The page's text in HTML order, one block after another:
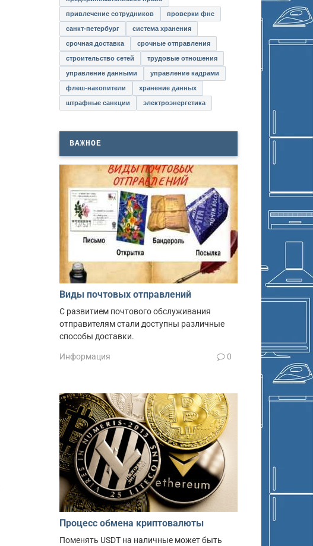
привлечение сотрудников проверки фнс
санкт-петербург система хранения
срочная доставка срочные отправления
строительство сетей трудовые отношения
управление данными управление кадрами
флеш-накопители хранение данных
штрафные санкции электроэнергетика
ВАЖНОЕ
Виды почтовых отправлений
С развитием почтового обслуживания
отправителям стали доступны различные
способы доставки.
Информация 0
Процесс обмена криптовалюты
Поменять USDT на наличные может быть